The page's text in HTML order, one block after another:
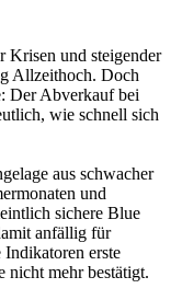
Krisen und steigender
Allzeithoch. Doch
Der Abverkauf bei
wie schnell sich
aus schwacher
und
sichere Blue
anfällig für
erste
nicht mehr bestätigt.